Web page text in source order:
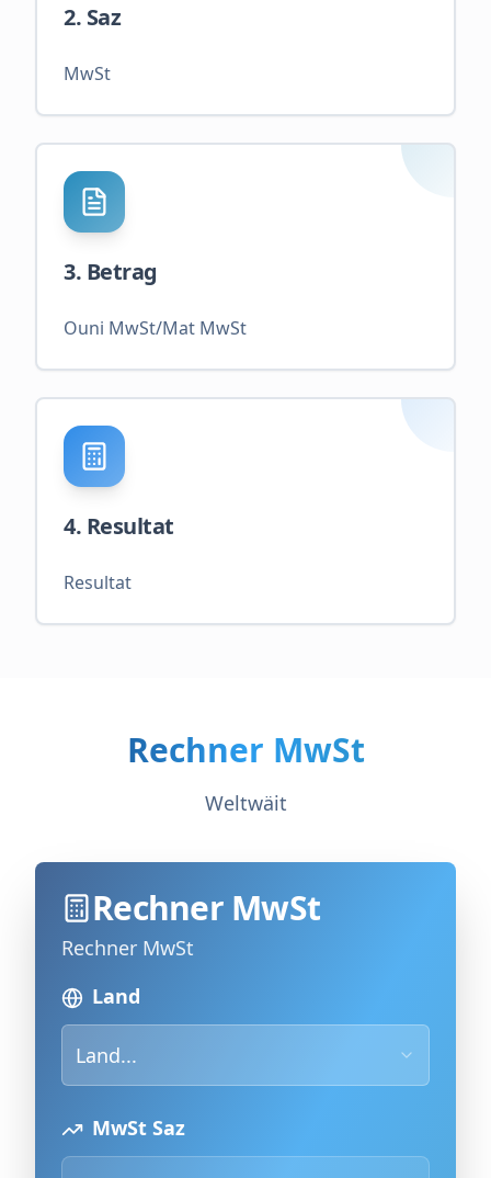
2. Saz
MwSt
3. Betrag
Ouni MwSt/Mat MwSt
4. Resultat
Resultat
Rechner MwSt
Weltwäit
Rechner MwSt
Rechner MwSt
Land
Land...
MwSt Saz